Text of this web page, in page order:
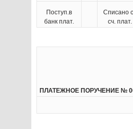
Поступ.в
банк плат.
Списано
сч. плат.
ПЛАТЕЖНОЕ ПОРУЧЕНИЕ №